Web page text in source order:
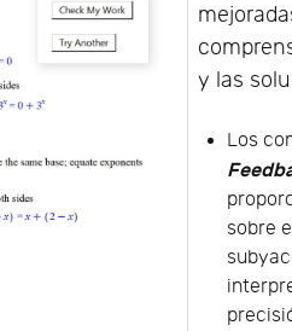
y las
Los
sobre